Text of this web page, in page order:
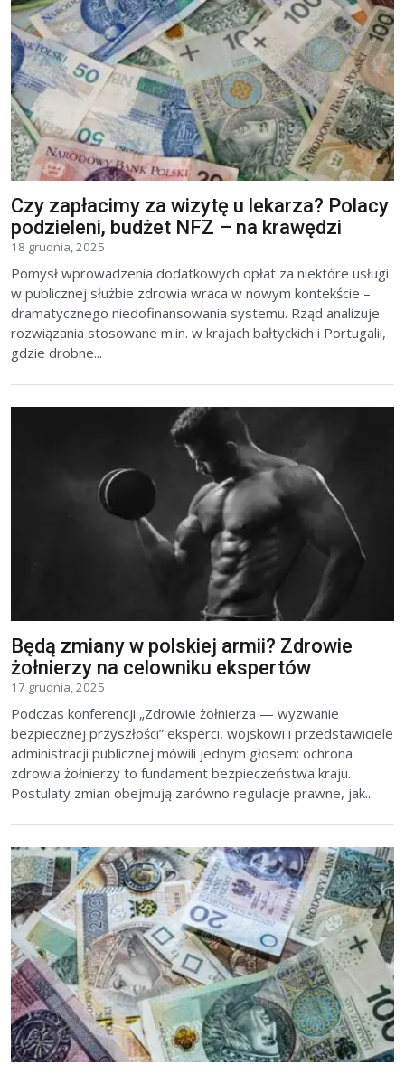
Czy zapłacimy za wizytę u lekarza? Polacy
podzieleni, budżet NFZ – na krawędzi
18 grudnia, 2025
Pomysł wprowadzenia dodatkowych opłat za niektóre usługi
w publicznej służbie zdrowia wraca w nowym kontekście –
dramatycznego niedofinansowania systemu. Rząd analizuje
rozwiązania stosowane m.in. w krajach bałtyckich i Portugalii,
gdzie drobne...
Będą zmiany w polskiej armii? Zdrowie
żołnierzy na celowniku ekspertów
17 grudnia, 2025
Podczas konferencji „Zdrowie żołnierza — wyzwanie
bezpiecznej przyszłości” eksperci, wojskowi i przedstawiciele
administracji publicznej mówili jednym głosem: ochrona
zdrowia żołnierzy to fundament bezpieczeństwa kraju.
Postulaty zmian obejmują zarówno regulacje prawne, jak...